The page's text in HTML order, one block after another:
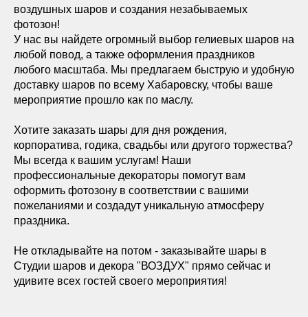
воздушных шаров и создания незабываемых
фотозон!
У нас вы найдете огромный выбор гелиевых шаров на
любой повод, а также оформления праздников
любого масштаба. Мы предлагаем быструю и удобную
доставку шаров по всему Хабаровску, чтобы ваше
мероприятие прошло как по маслу.
Хотите заказать шары для дня рождения,
корпоратива, годика, свадьбы или другого торжества?
Мы всегда к вашим услугам! Наши
профессиональные декораторы помогут вам
оформить фотозону в соответствии с вашими
пожеланиями и создадут уникальную атмосферу
праздника.
Не откладывайте на потом - заказывайте шары в
Студии шаров и декора "ВОЗДУХ" прямо сейчас и
удивите всех гостей своего мероприятия!